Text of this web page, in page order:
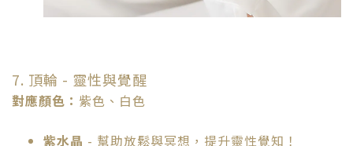
7. 頂輪 - 靈性與覺醒
對應顏色： 紫色、白色
紫水晶 - 幫助放鬆與冥想，提升靈性覺知！